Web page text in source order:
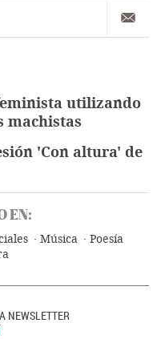
utilizando
machistas
'Con altura' de
EN:
Música
Poesía
NEWSLETTER